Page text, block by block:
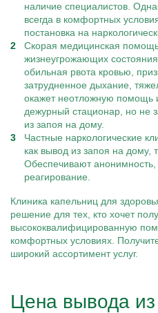
наличие специалистов.
всегда в комфортных
постановка на
Скорая медицинская
жизнеугрожающих
обильная рвота кровью,
затрудненное дыхание,
окажет неотложную помощь
дежурный стационар, но не
из запоя на дому.
Частные наркологические
как вывод из запоя на дому,
Обеспечивают
реагирование.
Клиника капельниц для
решение для тех, кто хочет
высококвалифицированную
комфортных условиях.
широкий ассортимент услуг.
Цена вывода